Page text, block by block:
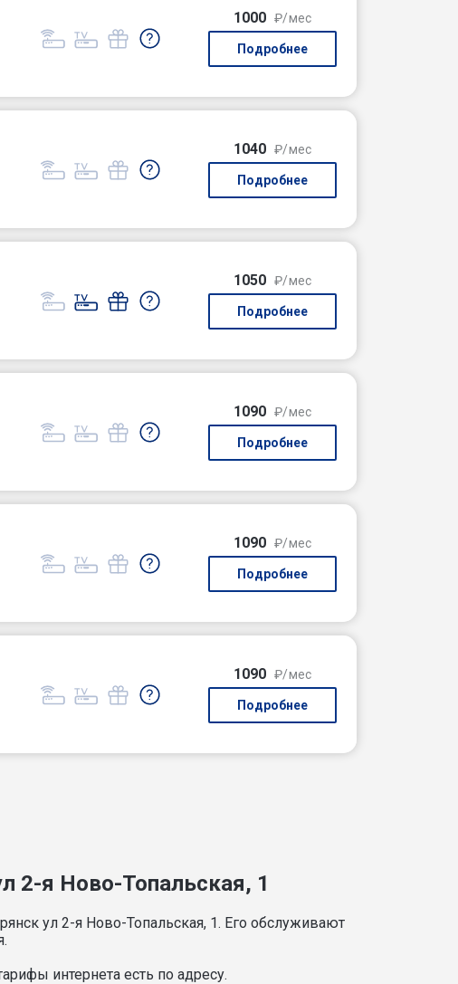
1000 ₽/мес
Подробнее
1040 ₽/мес
Подробнее
1050 ₽/мес
Подробнее
1090 ₽/мес
Подробнее
1090 ₽/мес
Подробнее
1090 ₽/мес
Подробнее
2-я Ново-Топальская, 1
ул 2-я Ново-Топальская, 1. Его обслуживают
интернета есть по адресу.